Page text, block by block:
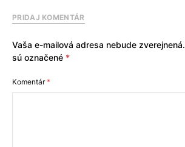
PRIDAJ KOMENTÁR
Vaša e-mailová adresa nebude zverejnená.
sú označené *
Komentár*